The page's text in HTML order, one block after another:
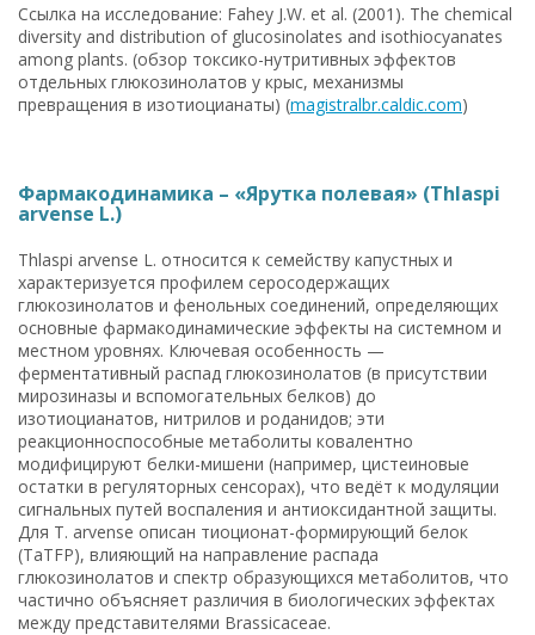
Ссылка на исследование: Fahey J.W. et al. (2001). The chemical
diversity and distribution of glucosinolates and isothiocyanates
among plants. (обзор токсико-нутритивных эффектов
отдельных глюкозинолатов у крыс, механизмы
превращения в изотиоцианаты) (magistralbr.caldic.com)
Фармакодинамика – «Ярутка полевая» (Thlaspi
arvense L.)
Thlaspi arvense L. относится к семейству капустных и
характеризуется профилем серосодержащих
глюкозинолатов и фенольных соединений, определяющих
основные фармакодинамические эффекты на системном и
местном уровнях. Ключевая особенность —
ферментативный распад глюкозинолатов (в присутствии
мирозиназы и вспомогательных белков) до
изотиоцианатов, нитрилов и роданидов; эти
реакционноспособные метаболиты ковалентно
модифицируют белки-мишени (например, цистеиновые
остатки в регуляторных сенсорах), что ведёт к модуляции
сигнальных путей воспаления и антиоксидантной защиты.
Для T. arvense описан тиоционат-формирующий белок
(TaTFP), влияющий на направление распада
глюкозинолатов и спектр образующихся метаболитов, что
частично объясняет различия в биологических эффектах
между представителями Brassicaceae.